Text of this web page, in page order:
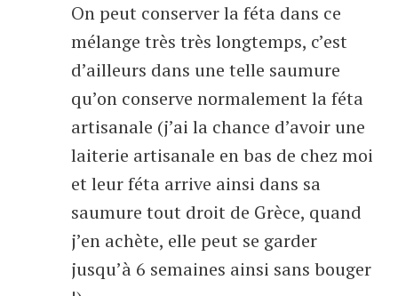
On peut conserver la féta dans ce
mélange très très longtemps, c’est
d’ailleurs dans une telle saumure
qu’on conserve normalement la féta
artisanale (j’ai la chance d’avoir une
laiterie artisanale en bas de chez moi
et leur féta arrive ainsi dans sa
saumure tout droit de Grèce, quand
j’en achète, elle peut se garder
jusqu’à 6 semaines ainsi sans bouger